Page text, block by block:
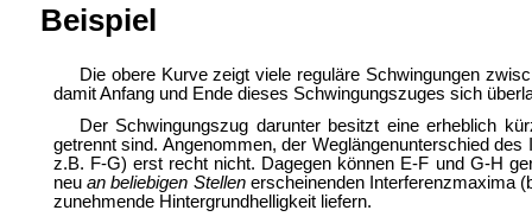
Beispiel
Die obere Kurve zeigt viele reguläre Schwingungen
damit Anfang und Ende dieses Schwingungszuges sich
Der Schwingungszug darunter besitzt eine erheblich
getrennt sind. Angenommen, der Weglängenunterschied
z.B. F-G) erst recht nicht. Dagegen können E-F und G-H
neuan beliebigen Stellenerscheinenden Interferenzmaxima
zunehmende Hintergrundhelligkeit liefern.